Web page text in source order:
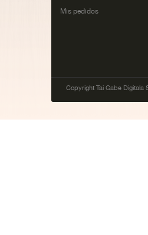
Mis pedidos
Copyright Tai Gabe Digitala